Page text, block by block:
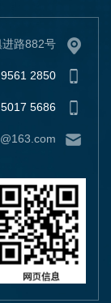
路882号
2850
5686